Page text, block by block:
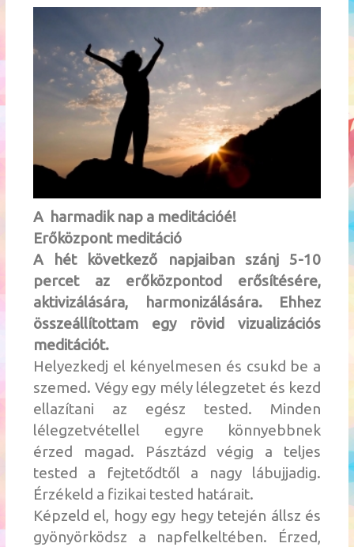
A harmadik nap a meditációé!
Erőközpont meditáció
A hét következő napjaiban szánj 5-10
percet az erőközpontod erősítésére,
aktivizálására, harmonizálására. Ehhez
összeállítottam egy rövid vizualizációs
meditációt.
Helyezkedj el kényelmesen és csukd be a
szemed. Végy egy mély lélegzetet és kezd
ellazítani az egész tested. Minden
lélegzetvétellel egyre könnyebbnek
érzed magad. Pásztázd végig a teljes
tested a fejtetődtől a nagy lábujjadig.
Érzékeld a fizikai tested határait.
Képzeld el, hogy egy hegy tetején állsz és
gyönyörködsz a napfelkeltében. Érzed,